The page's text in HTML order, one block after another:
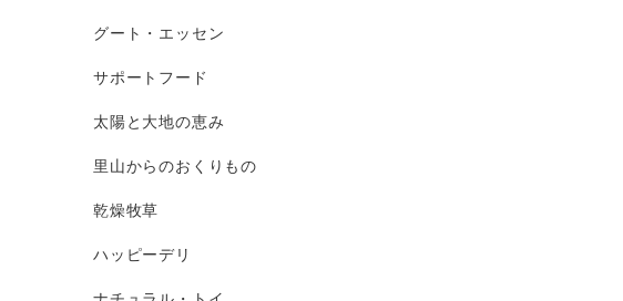
グート・エッセン
サポートフード
太陽と大地の恵み
里山からのおくりもの
乾燥牧草
ハッピーデリ